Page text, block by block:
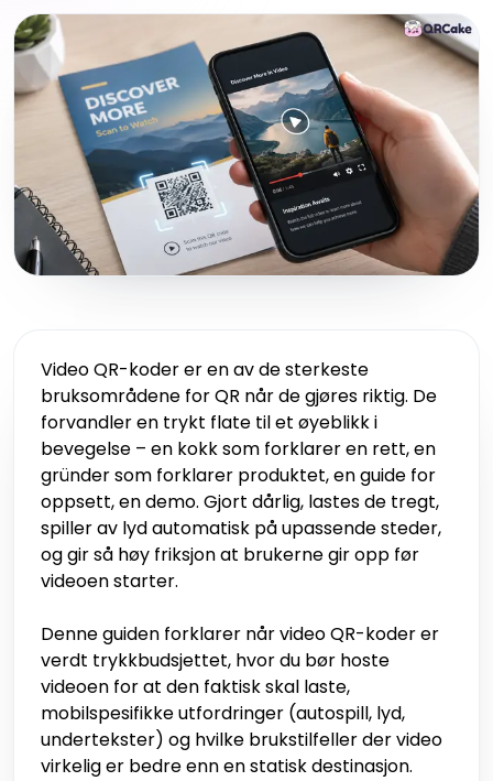
Video QR-koder er en av de sterkeste
bruksområdene for QR når de gjøres riktig. De
forvandler en trykt flate til et øyeblikk i
bevegelse – en kokk som forklarer en rett, en
gründer som forklarer produktet, en guide for
oppsett, en demo. Gjort dårlig, lastes de tregt,
spiller av lyd automatisk på upassende steder,
og gir så høy friksjon at brukerne gir opp før
videoen starter.
Denne guiden forklarer når video QR-koder er
verdt trykkbudsjettet, hvor du bør hoste
videoen for at den faktisk skal laste,
mobilspesifikke utfordringer (autospill, lyd,
undertekster) og hvilke brukstilfeller der video
virkelig er bedre enn en statisk destinasjon.